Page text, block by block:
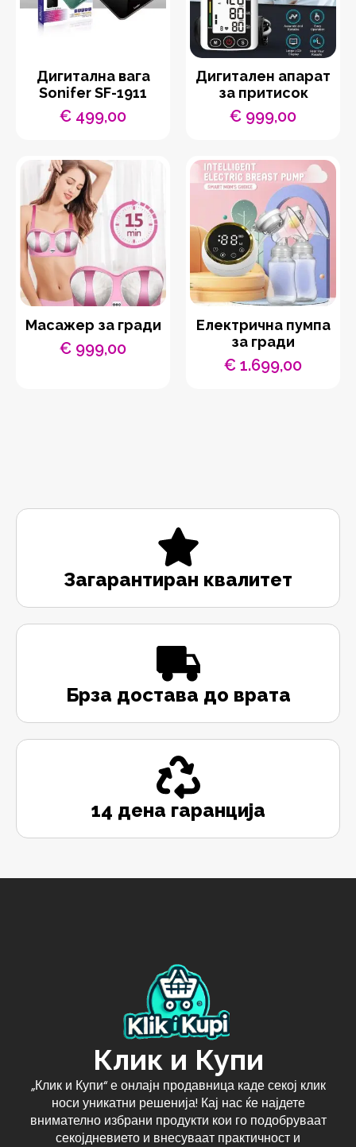
Дигитална вага
Sonifer SF-1911
€ 499,00
Дигитален апарат
за притисок
€ 999,00
Масажер за гради
€ 999,00
Електрична пумпа
за гради
€ 1.699,00
Загарантиран квалитет
Брза достава до врата
14 дена гаранција
Клик и Купи
„Клик и Купи“ е онлајн продавница каде секој клик
носи уникатни решенија! Кај нас ќе најдете
внимателно избрани продукти кои го подобруваат
секојдневието и внесуваат практичност и